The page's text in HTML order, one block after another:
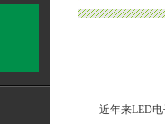
近年来LED